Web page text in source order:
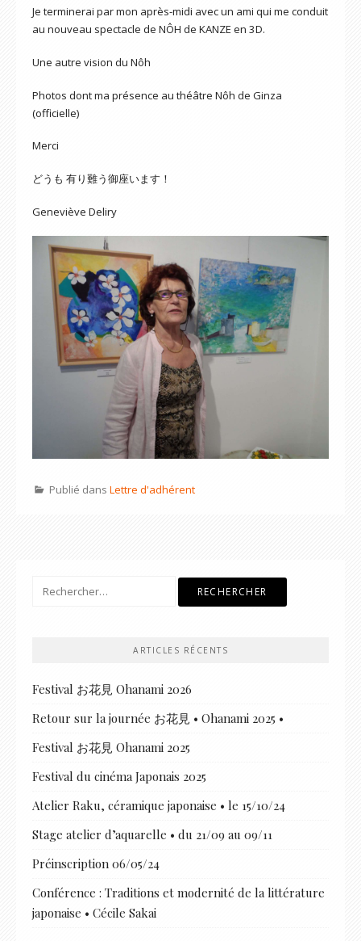
Je terminerai par mon après-midi avec un ami qui me conduit
au nouveau spectacle de NÔH de KANZE en 3D.
Une autre vision du Nôh
Photos dont ma présence au théâtre Nôh de Ginza
(officielle)
Merci
どうも 有り難う御座います！
Geneviève Deliry
Publié dans Lettre d'adhérent
ARTICLES RÉCENTS
Festival お花見 Ohanami 2026
Retour sur la journée お花見 • Ohanami 2025 •
Festival お花見 Ohanami 2025
Festival du cinéma Japonais 2025
Atelier Raku, céramique japonaise • le 15/10/24
Stage atelier d’aquarelle • du 21/09 au 09/11
Préinscription 06/05/24
Conférence : Traditions et modernité de la littérature
japonaise • Cécile Sakai